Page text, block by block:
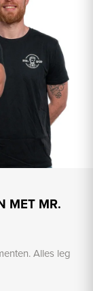
MET MR.
Alles leg